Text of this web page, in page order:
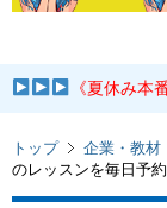
《夏休み本
トップ 企業・教材
のレッスンを毎日予